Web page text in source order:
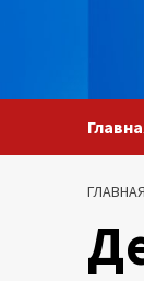
ГЛАВНАЯ